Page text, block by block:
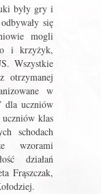
były gry i
się
mogli
i krzyżyk,
Wszystkie
otrzymanej
w
dla uczniów
uczniów klas
schodach
wzorami
działań
Frąszczak,